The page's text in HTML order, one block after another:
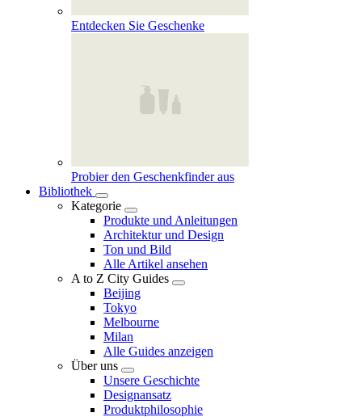
Entdecken Sie Geschenke
Probier den Geschenkfinder aus
Bibliothek
Kategorie
Produkte und Anleitungen
Architektur und Design
Ton und Bild
Alle Artikel ansehen
A to Z City Guides
Beijing
Tokyo
Melbourne
Milan
Alle Guides anzeigen
Über uns
Unsere Geschichte
Designansatz
Produktphilosophie